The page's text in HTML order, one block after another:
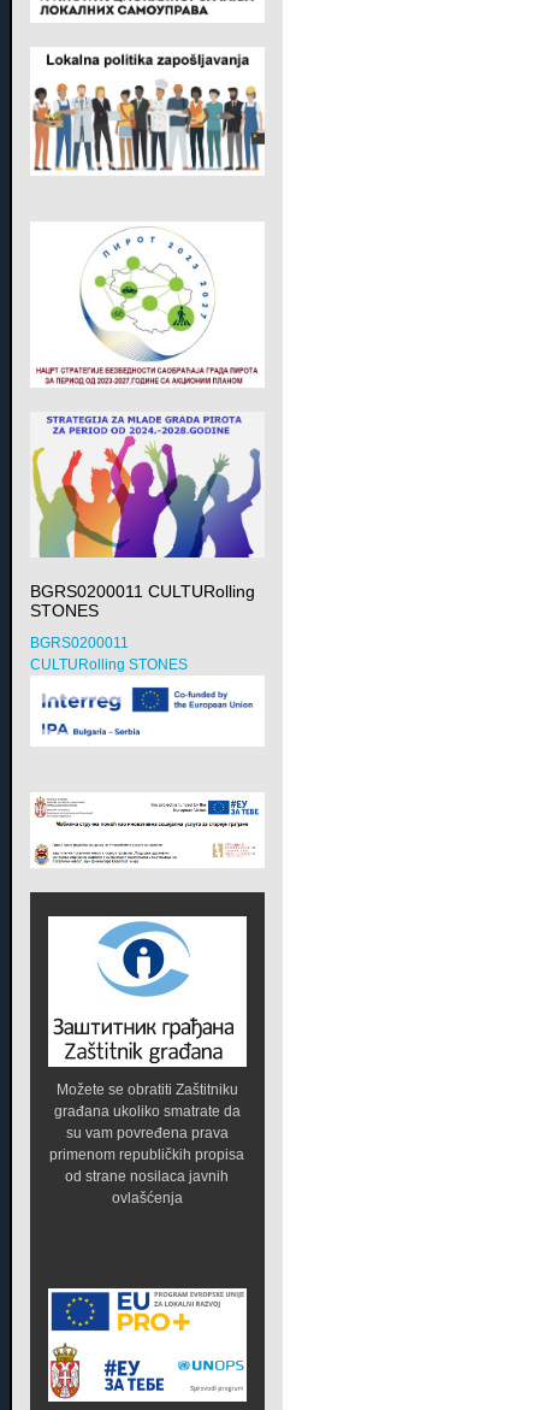
BGRS0200011 CULTURolling
STONES
BGRS0200011
CULTURolling STONES
Možete se obratiti Zaštitniku
građana ukoliko smatrate da
su vam povređena prava
primenom republičkih propisa
od strane nosilaca javnih
ovlašćenja